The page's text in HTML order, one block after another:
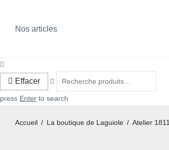
Nos articles
Effacer
press Enter to search
Accueil / La boutique de Laguiole / Atelier 1811